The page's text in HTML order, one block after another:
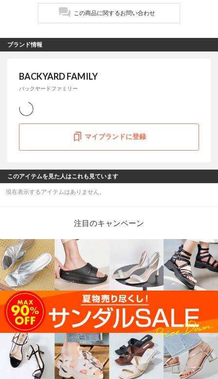
この商品に関するお問い合わせ
ブランド情報
BACKYARD FAMILY
バックヤードファミリー
マイブランドに登録
このアイテムを見た人はこれも見ています
現在表示するアイテムはありません。
注目のキャンペーン